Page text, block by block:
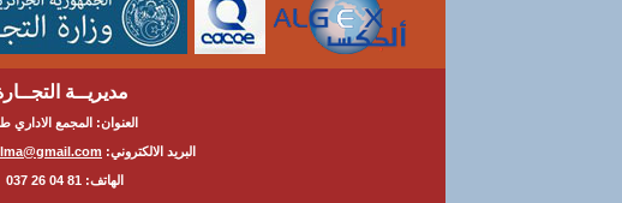
مديريــة
العنوان: المجمع الاداري طريق
البريد الالكتروني:
الهاتف: 81 04 26 037 الفاكس: 82 04 26 037